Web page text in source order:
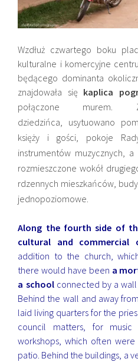
Wzdłuż czwartego boku
kulturalne i komercyjne
będącego dominanta
znajdowała się kaplica
połączone
dziedzińca, usytuowano
księży i gości, pokoje
instrumentów muzycznych,
rozmieszczone wokół
rdzennych mieszkańców,
jednopoziomowe.
Along the fourth side of
cultural and
addition to the church,
there would have been a
a schoolconnected by a wall
Behind the wall and away
laid living quarters for the
council matters, for
workshops, which often
patio. Behind the buildings, a